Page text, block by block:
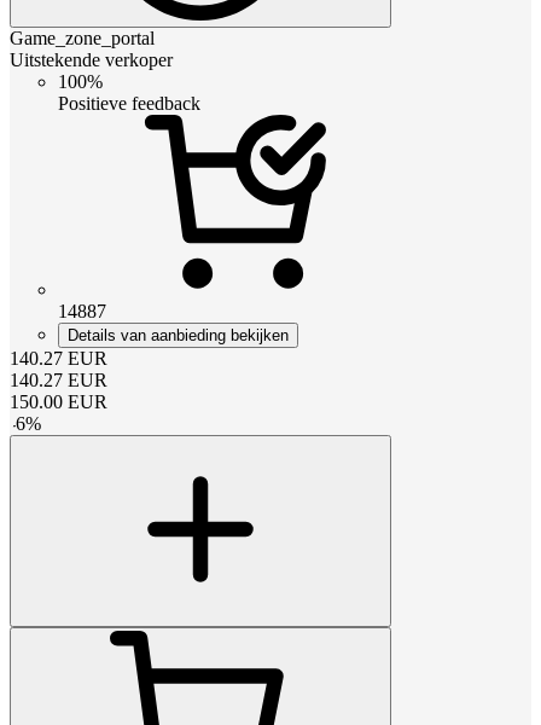
Game_zone_portal
Uitstekende verkoper
100%
Positieve feedback
14887
Details van aanbieding bekijken
140.27 EUR
140.27 EUR
150.00 EUR
-6%